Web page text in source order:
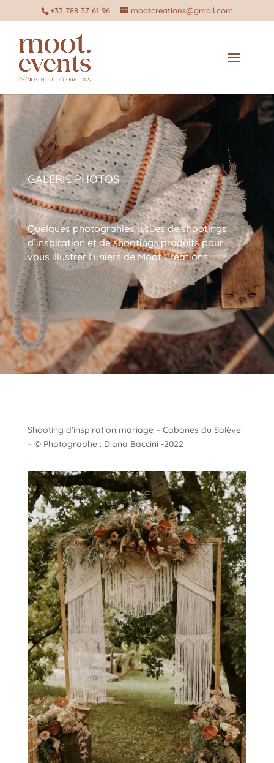
+33 788 37 61 96 mootcreations@gmail.com
GALERIE PHOTOS
Quelques photograhies issues de shootings
d’inspiration et de shootings produits pour
vous illustrer l’uniers de Moot Créations.
Shooting d’inspiration mariage – Cabanes du Salève
– © Photographe : Diana Baccini -2022